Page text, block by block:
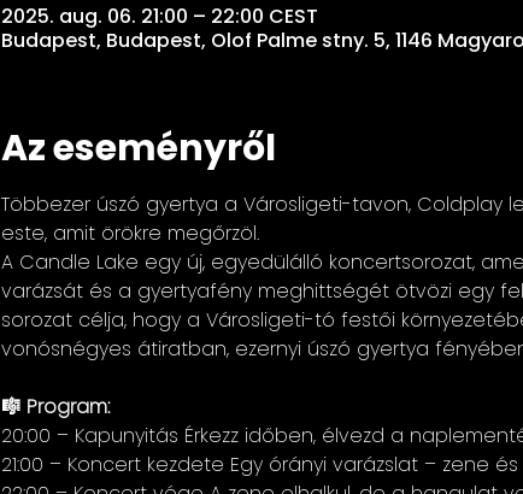
2025. aug. 06. 21:00 – 22:00 CEST
Budapest, Budapest, Olof Palme stny. 5, 1146
Az eseményről
Többezer úszó gyertya a Városligeti-tavon,
este, amit örökre megőrzöl.
A Candle Lake egy új, egyedülálló koncertsorozat,
varázsát és a gyertyafény meghittségét ötvözi egy
sorozat célja, hogy a Városligeti-tó festői
vonósnégyes átiratban, ezernyi úszó gyertya
🎼 Program:
20:00 – Kapunyitás Érkezz időben, élvezd a
21:00 – Koncert kezdete Egy órányi varázslat – zene